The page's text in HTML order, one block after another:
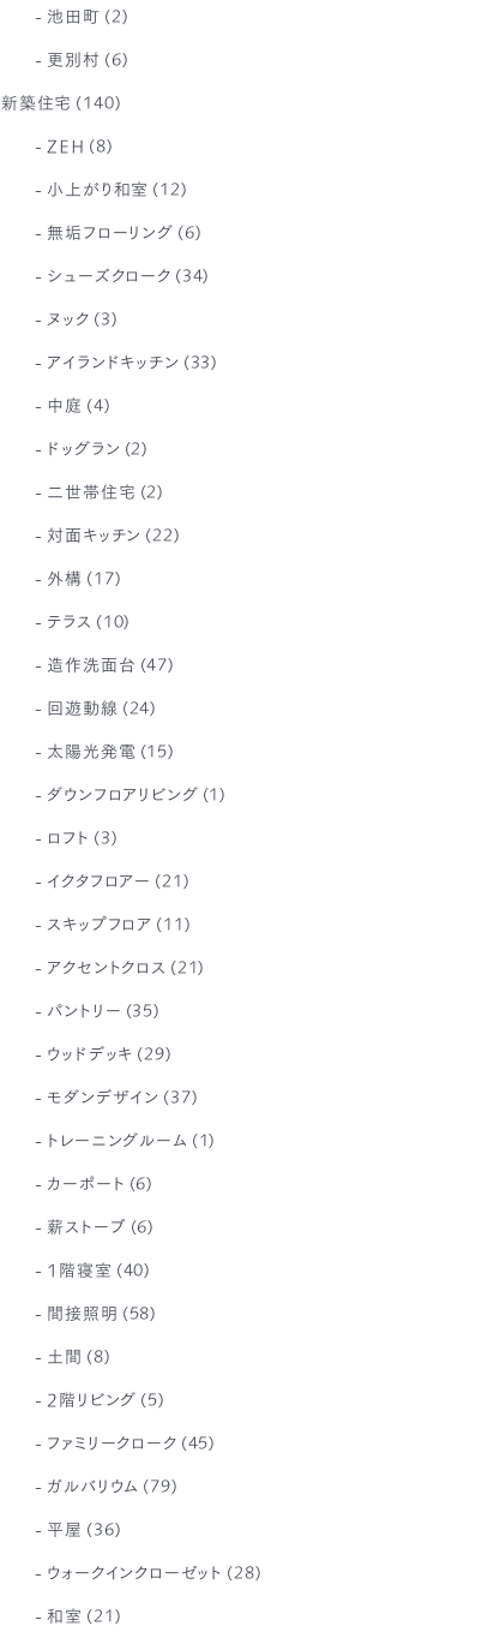
池田町 (2)
更別村 (6)
新築住宅 (140)
ZEH (8)
小上がり和室 (12)
無垢フローリング (6)
シューズクローク (34)
ヌック (3)
アイランドキッチン (33)
中庭 (4)
ドッグラン (2)
二世帯住宅 (2)
対面キッチン (22)
外構 (17)
テラス (10)
造作洗面台 (47)
回遊動線 (24)
太陽光発電 (15)
ダウンフロアリビング (1)
ロフト (3)
イクタフロアー (21)
スキップフロア (11)
アクセントクロス (21)
パントリー (35)
ウッドデッキ (29)
モダンデザイン (37)
トレーニングルーム (1)
カーポート (6)
薪ストーブ (6)
1階寝室 (40)
間接照明 (58)
土間 (8)
2階リビング (5)
ファミリークローク (45)
ガルバリウム (79)
平屋 (36)
ウォークインクローゼット (28)
和室 (21)